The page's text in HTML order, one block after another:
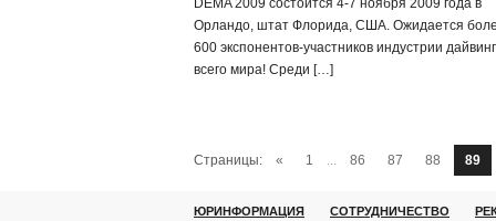
DEMA 2009 состоится 4-7 ноября 2009 года в
Орландо, штат Флорида, США. Ожидается
600 экспонентов-участников индустрии
всего мира! Среди […]
Страницы: « 1 ... 86 87 88 89
ЮРИНФОРМАЦИЯ СОТРУДНИЧЕСТВО